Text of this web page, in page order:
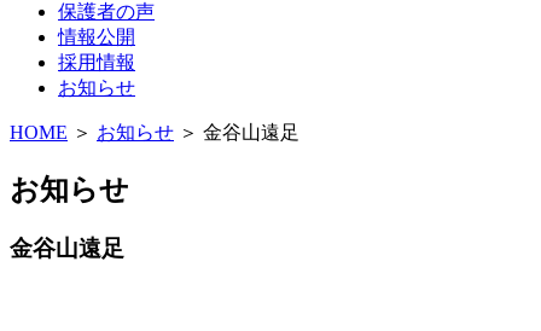
保護者の声
情報公開
採用情報
お知らせ
HOME ＞ お知らせ ＞ 金谷山遠足
お知らせ
金谷山遠足